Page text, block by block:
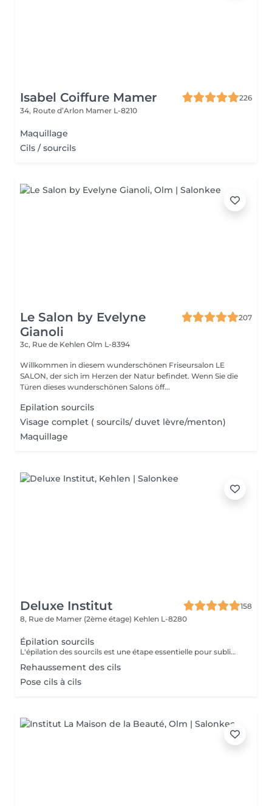
Isabel Coiffure Mamer
226
34, Route d’Arlon Mamer L-8210
Maquillage
Cils / sourcils
Le Salon by Evelyne
Gianoli
207
3c, Rue de Kehlen Olm L-8394
Willkommen in diesem wunderschönen Friseursalon LE
SALON, der sich im Herzen der Natur befindet. Wenn Sie die
Türen dieses wunderschönen Salons öff...
Epilation sourcils
Visage complet ( sourcils/ duvet lèvre/menton)
Maquillage
Deluxe Institut
158
8, Rue de Mamer (2ème étage) Kehlen L-8280
Épilation sourcils
L'épilation des sourcils est une étape essentielle pour sublimer le regard et harmoniser les traits du visage. Que ce soit à la pince ou à la cire, bien dessiner ses sourcils apporte de nombreux bienfaits esthétiques et pratiques.
Rehaussement des cils
Pose cils à cils